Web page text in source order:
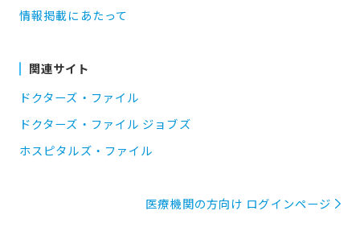
情報掲載にあたって
関連サイト
ドクターズ・ファイル
ドクターズ・ファイル ジョブズ
ホスピタルズ・ファイル
医療機関の方向け ログインページ